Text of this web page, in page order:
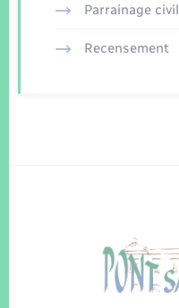
Parrainage civil
Recensement